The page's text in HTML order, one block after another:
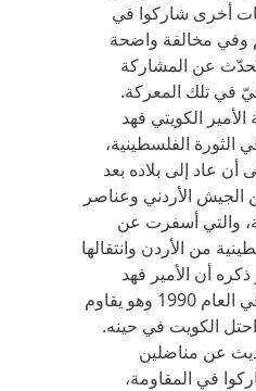
أخرى شاركوا في
وفي مخالفة واضحة
تتحدّث عن المشاركة
في تلك المعركة.
الكويتي فهد
الثورة الفلسطينية،
أن عاد إلى بلاده بعد
أيلول 1970 بين الجيش الأردني وعناصر
والتي أسفرت عن
من الأردن وانتقالها
أن الأمير فهد
الصباح لقي مصرعه في العام 1990 وهو يقاوم
الكويت في حينه.
عن مناضلين
في المقاومة،